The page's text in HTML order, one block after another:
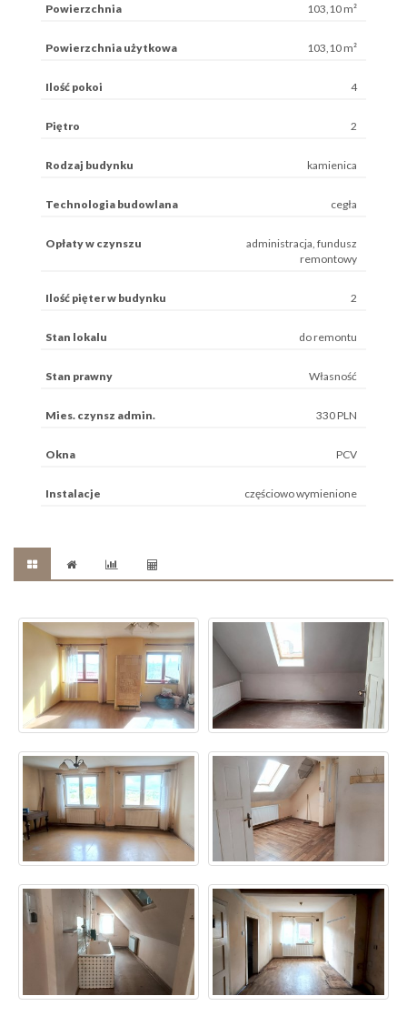
Powierzchnia 103,10 m²
Powierzchnia użytkowa 103,10 m²
Ilość pokoi 4
Piętro 2
Rodzaj budynku kamienica
Technologia budowlana cegła
Opłaty w czynszu
administracja, fundusz
remontowy
Ilość pięter w budynku 2
Stan lokalu do remontu
Stan prawny Własność
Mies. czynsz admin. 330 PLN
Okna PCV
Instalacje częściowo wymienione